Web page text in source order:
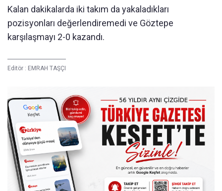
Kalan dakikalarda iki takım da yakaladıkları
pozisyonları değerlendiremedi ve Göztepe
karşılaşmayı 2-0 kazandı.
Editör : EMRAH TAŞÇI